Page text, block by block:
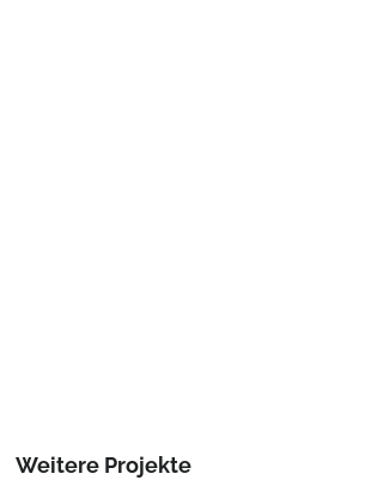
Weitere Projekte